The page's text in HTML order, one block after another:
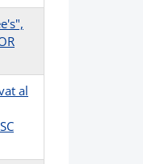
al